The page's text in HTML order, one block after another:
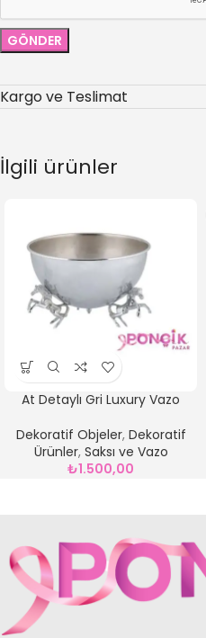
Kargo ve Teslimat
İlgili ürünler
At Detaylı Gri Luxury Vazo
Dekoratif Objeler, Dekoratif
Ürünler, Saksı ve Vazo
₺1.500,00